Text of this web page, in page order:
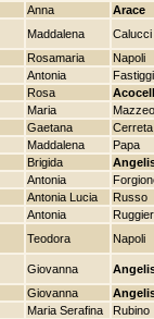
Anna
Arace
Maddalena
Calucci
Rosamaria
Napoli
Antonia
Fastiggi
Rosa
Maria
Mazzeo
Gaetana
Cerreta
Maddalena
Papa
Brigida
Antonia
Antonia Lucia
Russo
Antonia
Teodora Napoli
Giovanna
Giovanna
Maria Serafina
Rubino